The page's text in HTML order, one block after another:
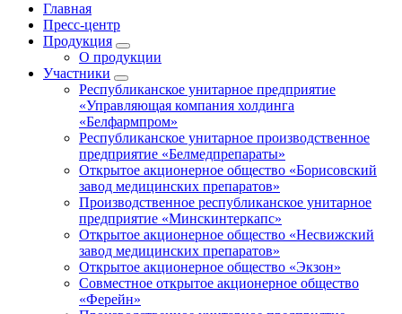
Главная
Пресс-центр
Продукция
О продукции
Участники
Республиканское унитарное предприятие
«Управляющая компания холдинга
«Белфармпром»
Республиканское унитарное производственное
предприятие «Белмедпрепараты»
Открытое акционерное общество «Борисовский
завод медицинских препаратов»
Производственное республиканское унитарное
предприятие «Минскинтеркапс»
Открытое акционерное общество «Несвижский
завод медицинских препаратов»
Открытое акционерное общество «Экзон»
Совместное открытое акционерное общество
«Ферейн»